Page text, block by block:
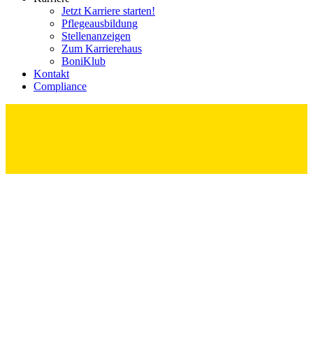
Jetzt Karriere starten!
Pflege­ausbildung
Stellenanzeigen
Zum Karrierehaus
BoniKlub
Kontakt
Compliance